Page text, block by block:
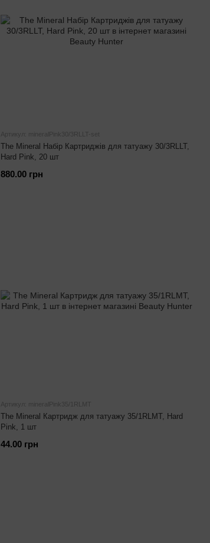
Артикул: mineralPink30/3RLLT-set
The Mineral Набір Картриджів для татуажу 30/3RLLT,
Hard Pink, 20 шт
880.00 грн
Артикул: mineralPink35/1RLMT
The Mineral Картридж для татуажу 35/1RLMT, Hard
Pink, 1 шт
44.00 грн